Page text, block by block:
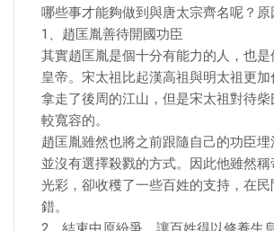
哪些事才能夠做到與唐太宗齊名呢？原
1、趙匡胤善待開國功臣
其實趙匡胤是個十分有能力的人，也
皇帝。宋太祖比起漢高祖與明太祖更
拿走了後周的江山，但是宋太祖對待
較寬容的。
趙匡胤雖然也將之前跟隨自己的功臣
並沒有選擇殺戮的方式。因此他雖然
光彩，卻收穫了一些百姓的支持，在
錯。